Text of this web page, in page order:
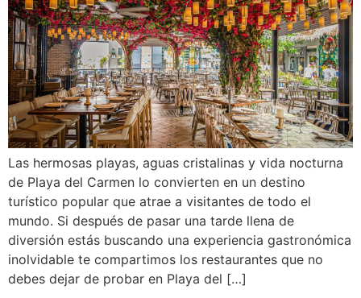
Las hermosas playas, aguas cristalinas y vida nocturna
de Playa del Carmen lo convierten en un destino
turístico popular que atrae a visitantes de todo el
mundo. Si después de pasar una tarde llena de
diversión estás buscando una experiencia gastronómica
inolvidable te compartimos los restaurantes que no
debes dejar de probar en Playa del […]